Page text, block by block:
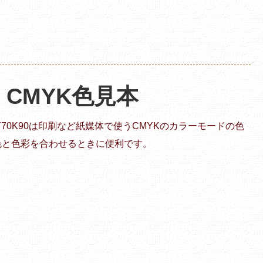
色見本
は印刷など紙媒体で使うCMYKのカラーモードの色
色彩を合わせるときに便利です。